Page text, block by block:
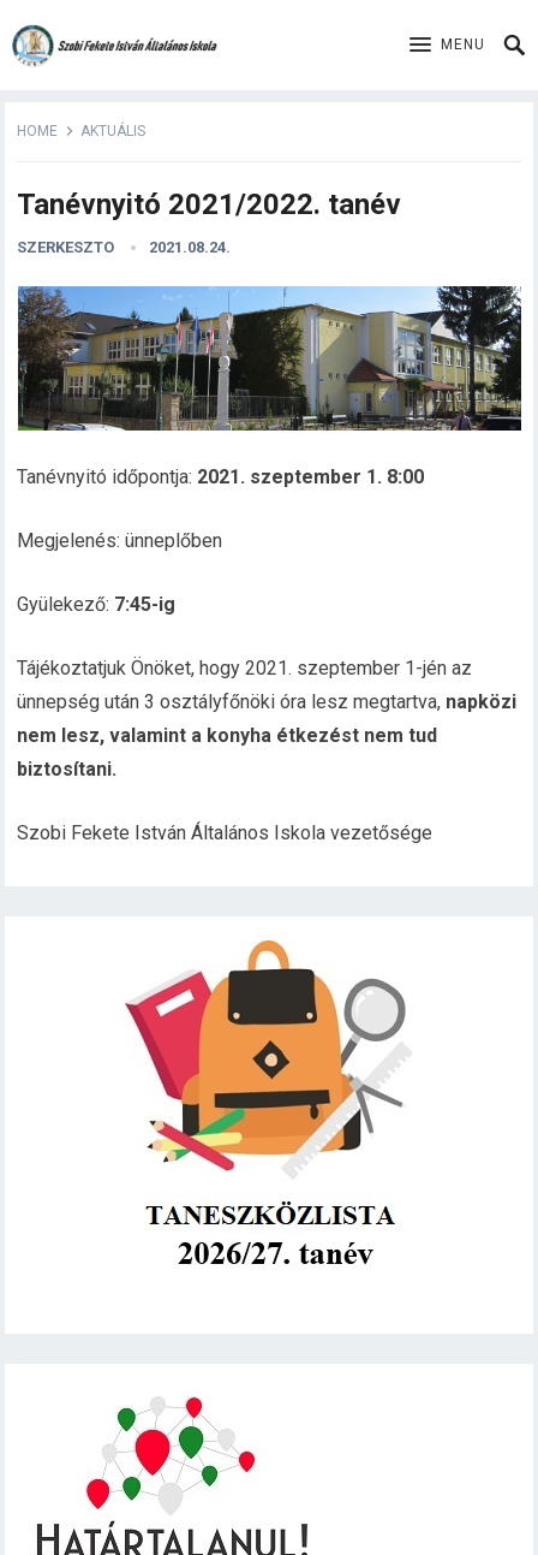
MENU
HOME AKTUÁLIS
Tanévnyitó 2021/2022. tanév
SZERKESZTO 2021.08.24.
Tanévnyitó időpontja: 2021. szeptember 1. 8:00
Megjelenés: ünneplőben
Gyülekező: 7:45-ig
Tájékoztatjuk Önöket, hogy 2021. szeptember 1-jén az
ünnepség után 3 osztályfőnöki óra lesz megtartva, napközi
nem lesz, valamint a konyha étkezést nem tud
biztosítani.
Szobi Fekete István Általános Iskola vezetősége